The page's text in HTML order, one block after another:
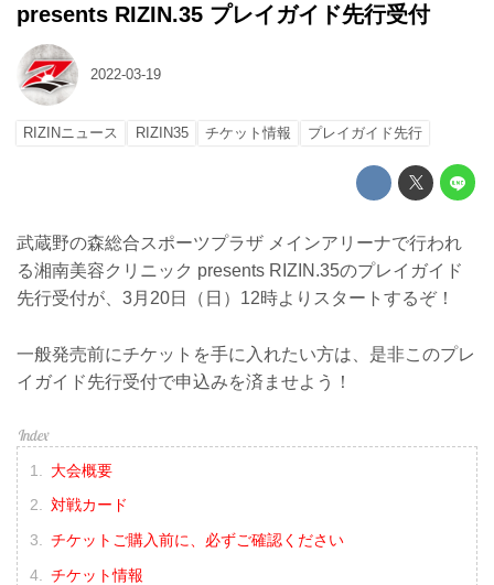
presents RIZIN.35 プレイガイド先行受付
2022-03-19
RIZINニュース RIZIN35 チケット情報 プレイガイド先行
武蔵野の森総合スポーツプラザ メインアリーナで行われ
る湘南美容クリニック presents RIZIN.35のプレイガイド
先行受付が、3月20日（日）12時よりスタートするぞ！
一般発売前にチケットを手に入れたい方は、是非このプレ
イガイド先行受付で申込みを済ませよう！
大会概要
対戦カード
チケットご購入前に、必ずご確認ください
チケット情報